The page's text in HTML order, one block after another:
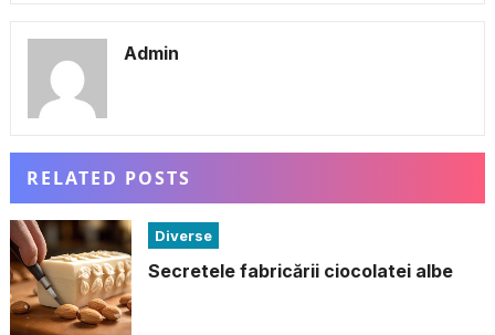
Admin
RELATED POSTS
Diverse
Secretele fabricării ciocolatei albe